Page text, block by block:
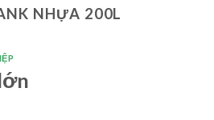
NHỰA 200L